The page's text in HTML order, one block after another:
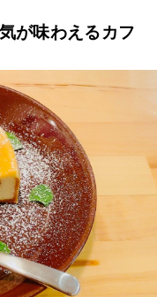
が味わえるカフ